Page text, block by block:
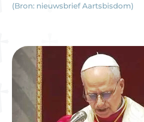
(Bron: nieuwsbrief Aartsbisdom)